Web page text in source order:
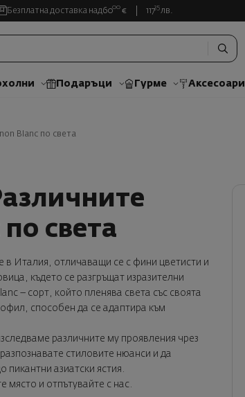
Безплатна доставка над6000 € 11735 лв.
Подаръци Гурме Аксесоари
Blanc по света
света
в Италия, отличаващи се с фини цветисти и
където се разгръщат изразителни
– сорт, който пленява света със своята
способен да се адаптира към
различните му проявления чрез
стиловите нюанси и да
пикантни азиатски ястия.
място и отпътувайте с нас.